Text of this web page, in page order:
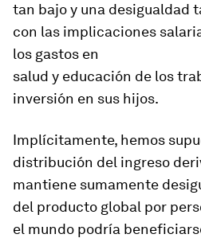
tan bajo y una desigualdad
con las implicaciones
los gastos en
salud y educación de los
inversión en sus hijos.
Implícitamente, hemos
distribución del ingreso
mantiene sumamente
del producto global por
el mundo podría